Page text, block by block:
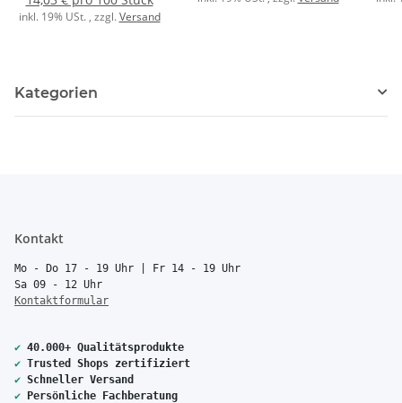
transp./or.
inkl. 19% USt. , zzgl.Versand
Kategorien
Kontakt
Mo - Do 17 - 19 Uhr | Fr 14 - 19 Uhr
Sa 09 - 12 Uhr
Kontaktformular
✔ 40.000+ Qualitätsprodukte
✔ Trusted Shops zertifiziert
✔ Schneller Versand
✔ Persönliche Fachberatung